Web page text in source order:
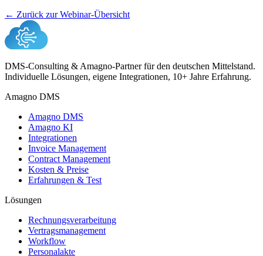
← Zurück zur Webinar-Übersicht
DMS-Consulting & Amagno-Partner für den deutschen Mittelstand.
Individuelle Lösungen, eigene Integrationen, 10+ Jahre Erfahrung.
Amagno DMS
Amagno DMS
Amagno KI
Integrationen
Invoice Management
Contract Management
Kosten & Preise
Erfahrungen & Test
Lösungen
Rechnungsverarbeitung
Vertragsmanagement
Workflow
Personalakte